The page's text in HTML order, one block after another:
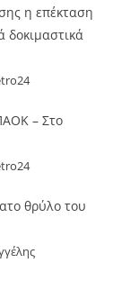
η επέκταση
δοκιμαστικά
– Στο
θρύλο του